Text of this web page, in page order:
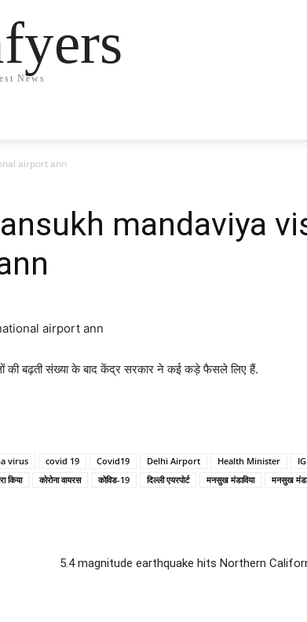
News
airport ann
mandaviya
की बढ़ती संख्या के बाद केंद्र सरकार ने कई कड़े फैसले लिए हैं.
virus covid 19 Covid19 Delhi Airport Health Minister
किया कोरोना वायरस कोविड-19 दिल्ली एयरपोर्ट मनसुख मंडाविया
मनसुख
5.4 magnitude earthquake hits Northern